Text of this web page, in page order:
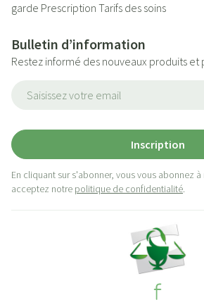
garde Prescription Tarifs des soins
Bulletin d’information
Restez informé des nouveaux produits et
Inscription
En cliquant sur s'abonner, vous vous abonnez
acceptez notre politique de confidentialité.